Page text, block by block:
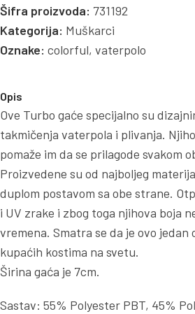
Šifra proizvoda: 731192
Kategorija: Muškarci
Oznake: colorful, vaterpolo
Opis
Ove Turbo gaće specijalno su
takmičenja vaterpola i plivanja.
pomaže im da se prilagode svakom
Proizvedene su od najboljeg
duplom postavom sa obe strane.
i UV zrake i zbog toga njihova boja
vremena. Smatra se da je ovo
kupaćih kostima na svetu.
Širina gaća je 7cm.
Sastav: 55% Polyester PBT, 45%